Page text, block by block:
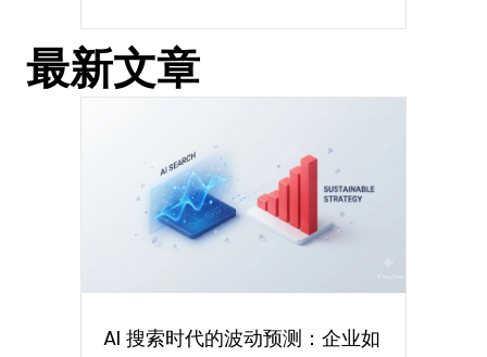
最新文章
AI 搜索时代的波动预测：企业如